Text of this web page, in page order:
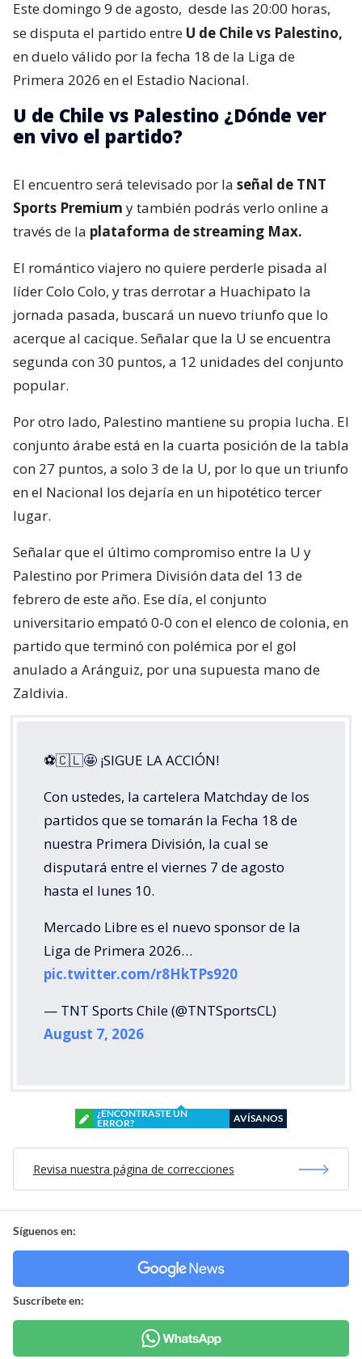
Este domingo 9 de agosto, desde las 20:00 horas,
se disputa el partido entre U de Chile vs Palestino,
en duelo válido por la fecha 18 de la Liga de
Primera 2026 en el Estadio Nacional.
U de Chile vs Palestino ¿Dónde ver
en vivo el partido?
El encuentro será televisado por la señal de TNT
Sports Premium y también podrás verlo online a
través de la plataforma de streaming Max.
El romántico viajero no quiere perderle pisada al
líder Colo Colo, y tras derrotar a Huachipato la
jornada pasada, buscará un nuevo triunfo que lo
acerque al cacique. Señalar que la U se encuentra
segunda con 30 puntos, a 12 unidades del conjunto
popular.
Por otro lado, Palestino mantiene su propia lucha. El
conjunto árabe está en la cuarta posición de la tabla
con 27 puntos, a solo 3 de la U, por lo que un triunfo
en el Nacional los dejaría en un hipotético tercer
lugar.
Señalar que el último compromiso entre la U y
Palestino por Primera División data del 13 de
febrero de este año. Ese día, el conjunto
universitario empató 0-0 con el elenco de colonia, en
partido que terminó con polémica por el gol
anulado a Aránguiz, por una supuesta mano de
Zaldivia.
⚽🇨🇱🤩 ¡SIGUE LA ACCIÓN!
Con ustedes, la cartelera Matchday de los
partidos que se tomarán la Fecha 18 de
nuestra Primera División, la cual se
disputará entre el viernes 7 de agosto
hasta el lunes 10.
Mercado Libre es el nuevo sponsor de la
Liga de Primera 2026…
pic.twitter.com/r8HkTPs920
— TNT Sports Chile (@TNTSportsCL)
August 7, 2026
¿ENCONTRASTE UN
ERROR?
AVÍSANOS
Revisa nuestra página de correcciones
Síguenos en:
Suscríbete en: